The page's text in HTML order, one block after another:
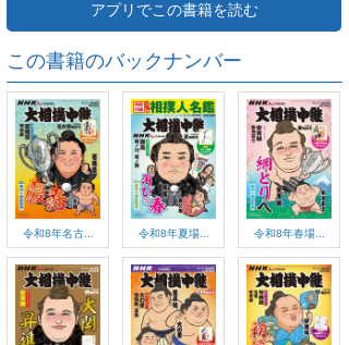
アプリでこの書籍を読む
この書籍のバックナンバー
令和8年名古... 令和8年夏場... 令和8年春場...